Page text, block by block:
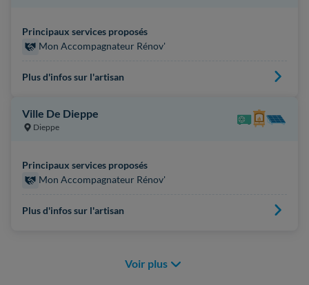
Principaux services proposés
Mon Accompagnateur Rénov'
Plus d'infos sur l'artisan
Ville De Dieppe
Dieppe
Principaux services proposés
Mon Accompagnateur Rénov'
Plus d'infos sur l'artisan
Voir plus